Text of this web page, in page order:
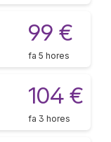
99 €
fa 5 hores
104 €
fa 3 hores